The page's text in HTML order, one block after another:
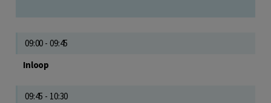
09:00 - 09:45
Inloop
09:45 - 10:30